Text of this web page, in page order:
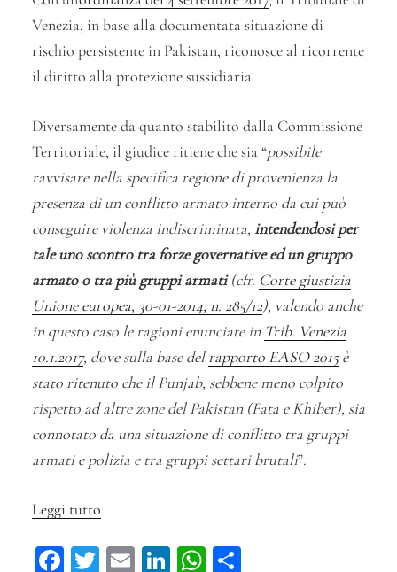
Venezia, in base alla documentata situazione di
rischio persistente in Pakistan, riconosce al ricorrente
il diritto alla protezione sussidiaria.
Diversamente da quanto stabilito dalla Commissione
Territoriale, il giudice ritiene che sia “possibile
ravvisare nella specifica regione di provenienza la
presenza di un conflitto armato interno da cui può
conseguire violenza indiscriminata, intendendosi per
tale uno scontro tra forze governative ed un gruppo
armato o tra più gruppi armati(cfr. Corte giustizia
Unione europea, 30-01-2014, n. 285/12), valendo anche
in questo caso le ragioni enunciate in Trib. Venezia
10.1.2017, dove sulla base delrapporto EASO 2015è
stato ritenuto che il Punjab, sebbene meno colpito
rispetto ad altre zone del Pakistan (Fata e Khiber), sia
connotato da una situazione di conflitto tra gruppi
armati e polizia e tra gruppi settari brutali”.
Leggi tutto
tra
Fa T
E
Li W